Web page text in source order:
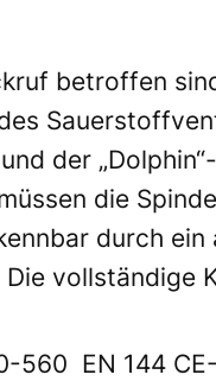
betroffen
der
die
durch ein
Die vollständige
560 EN 144